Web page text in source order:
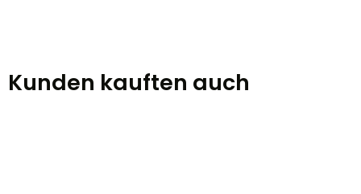
Kunden kauften auch